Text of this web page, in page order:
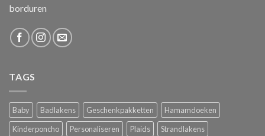
borduren
TAGS
Baby Badlakens Geschenkpakketten
Hamamdoeken
Kinderponcho
Personaliseren Plaids Strandlakens